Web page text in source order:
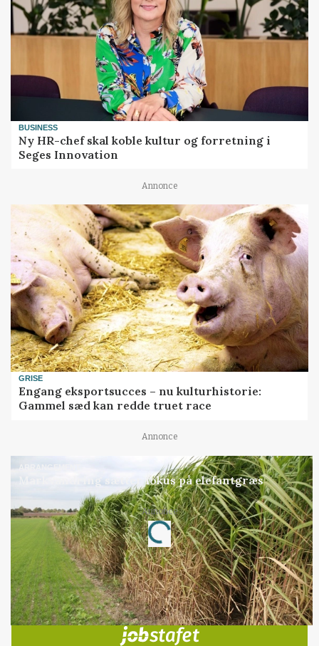
BUSINESS
Ny HR-chef skal koble kultur og forretning i
Seges Innovation
Annonce
GRISE
Engang eksportsucces – nu kulturhistorie:
Gammel sæd kan redde truet race
Annonce
ARRANGEMENT
Markvandring sætter fokus på elefantgræs
Annonce
Loading...
Jobs
i samarbejde med